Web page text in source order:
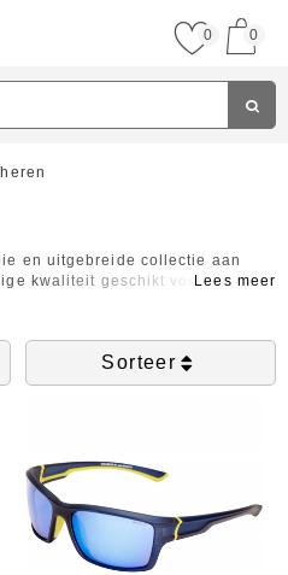
0 0
en uitgebreide collectie aan
kwaliteit geschikt voor heren.
sportmontuur, een rond
zijn de brillen beschikbaar in
zo zit er gegarandeerd een bril
Sorteer